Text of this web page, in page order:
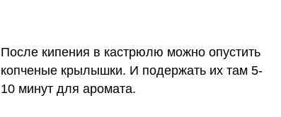
10 мкг 11.3
70 мкг
После кипения в кастрюлю можно опустить
копченые крылышки. И подержать их там 5-
10 минут для аромата.